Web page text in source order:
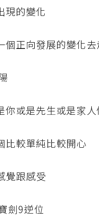
現的變化
個正向發展的變化
你或是先生或是家
比較單純比較開心
覺跟感受
劍9逆位